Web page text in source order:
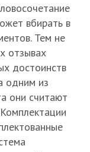
вбирать в
Тем не
отзывах
достоинств
одним из
они считают